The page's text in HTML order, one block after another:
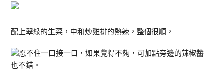
配上翠綠的生菜，中和炒雞排的熱辣，整個很順，
忍不住一口接一口，如果覺得不夠，可加點旁邊的辣椒醬
也不錯。